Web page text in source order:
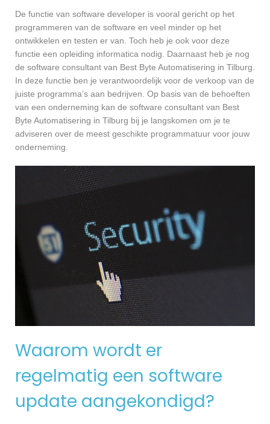
De functie van software developer is vooral gericht op het
programmeren van de software en veel minder op het
ontwikkelen en testen er van. Toch heb je ook voor deze
functie een opleiding informatica nodig. Daarnaast heb je nog
de software consultant van Best Byte Automatisering in Tilburg.
In deze functie ben je verantwoordelijk voor de verkoop van de
juiste programma’s aan bedrijven. Op basis van de behoeften
van een onderneming kan de software consultant van Best
Byte Automatisering in Tilburg bij je langskomen om je te
adviseren over de meest geschikte programmatuur voor jouw
onderneming.
Waarom wordt er
regelmatig een software
update aangekondigd?